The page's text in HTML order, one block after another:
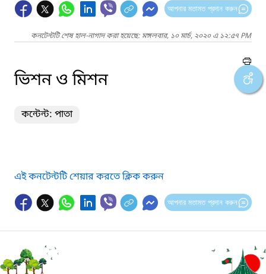
আপনার মতামত প্রদান করুন
কনটেন্টটি শেষ হাল-নাগাদ করা হয়েছে: মঙ্গলবার, ১০ মার্চ, ২০২০ এ ১২:৫৭ PM
ভিশন ও মিশন
কন্টেন্ট: পাতা
এই কনটেন্টটি শেয়ার করতে ক্লিক করুন
আপনার মতামত প্রদান করুন